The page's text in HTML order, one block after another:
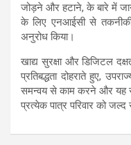
जोड़ने और हटाने, के बारे में
के लिए एनआईसी से तकनीकी
अनुरोध किया।
खाद्य सुरक्षा और डिजिटल
प्रतिबद्धता दोहराते हुए,
समन्वय से काम करने और यह
प्रत्येक पात्र परिवार को जल्द